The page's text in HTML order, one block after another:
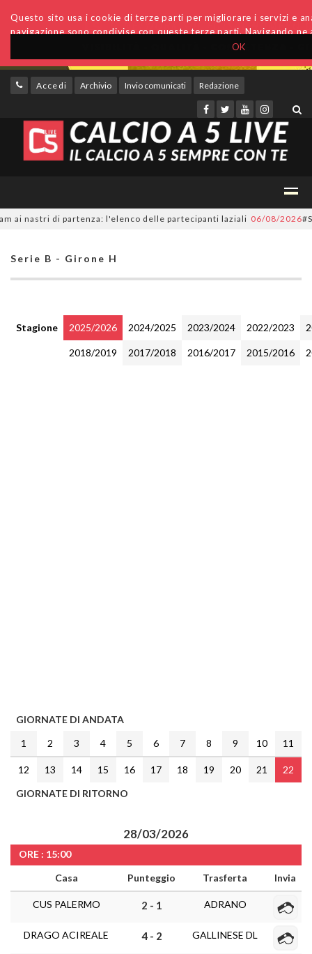
OK
Questo sito usa i cookie di terze parti per migliorare i servizi e
navigazione sono condivise con queste terze parti. Navigando
Accedi Archivio Invio comunicati Redazione
di partenza: l'elenco delle partecipanti laziali 06/08/2026
Serie B - Girone H
Stagione 2025/2026 2024/2025 2023/2024 2022/2023
2018/2019 2017/2018 2016/2017 2015/2016
GIORNATE DI ANDATA
1
2 3 4 5 6 7 8 9 10 11
12 13 14 15 16 17 18 19 20 21
22
GIORNATE DI RITORNO
28/03/2026
ORE : 15:00
Casa
Punteggio Trasferta Invia
CUS PALERMO 2 - 1 ADRANO
DRAGO ACIREALE 4 - 2 GALLINESE DL